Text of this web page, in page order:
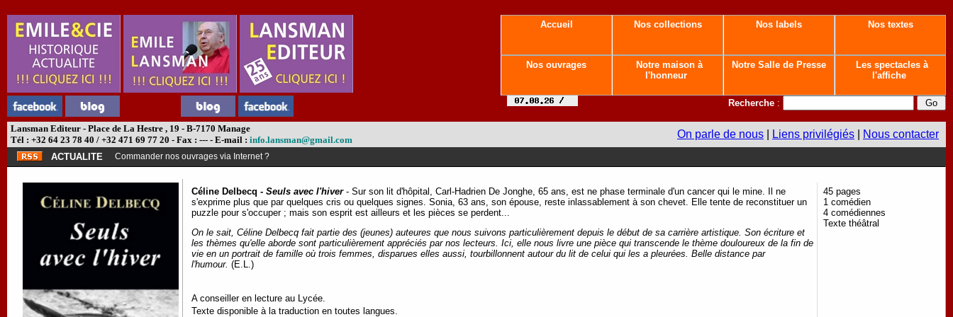
Accueil Nos collections Nos labels Nos textes
Nos ouvrages
Notre maison à
l'honneur
Notre Salle de Presse
Les spectacles à
l'affiche
Recherche :
Lansman Editeur - Place de La Hestre , 19 - B-7170 Manage
Tél : +32 64 23 78 40 / +32 471 69 77 20 - Fax : --- - E-mail : info.lansman@gmail.com On parle de nous Liens privilégiés Nous contacter
ACTUALITE Commander nos ouvrages via Internet ?
Céline Delbecq - Seuls avec l'hiver- Sur son lit d'hôpital, Carl-Hadrien De Jonghe, 65 ans, est ne phase terminale d'un cancer qui le mine. Il ne
s'exprime plus que par quelques cris ou quelques signes. Sonia, 63 ans, son épouse, reste inlassablement à son chevet. Elle tente de reconstituer un
puzzle pour s'occuper ; mais son esprit est ailleurs et les pièces se perdent...
On le sait, Céline Delbecq fait partie des (jeunes) auteures que nous suivons particulièrement depuis le début de sa carrière artistique. Son écriture et
les thèmes qu'elle aborde sont particulièrement appréciés par nos lecteurs. Ici, elle nous livre une pièce qui transcende le thème douloureux de la fin de
vie en un portrait de famille où trois femmes, disparues elles aussi, tourbillonnent autour du lit de celui qui les a pleurées. Belle distance par
l'humour. (E.L.)
A conseiller en lecture au Lycée.
Texte disponible à la traduction en toutes langues.
45 pages
1 comédien
4 comédiennes
Texte théâtral